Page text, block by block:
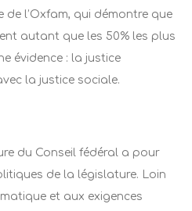
de l’Oxfam, qui démontre que
autant que les 50% les plus
évidence : la justice
la justice sociale.
du Conseil fédéral a pour
de la législature. Loin
et aux exigences